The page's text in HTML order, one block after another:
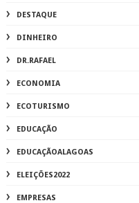
DESTAQUE
DINHEIRO
DR.RAFAEL
ECONOMIA
ECOTURISMO
EDUCAÇÃO
EDUCAÇÃOALAGOAS
ELEIÇÕES2022
EMPRESAS